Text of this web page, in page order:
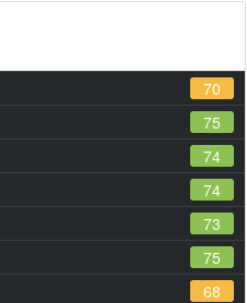
70
75
74
74
73
75
68